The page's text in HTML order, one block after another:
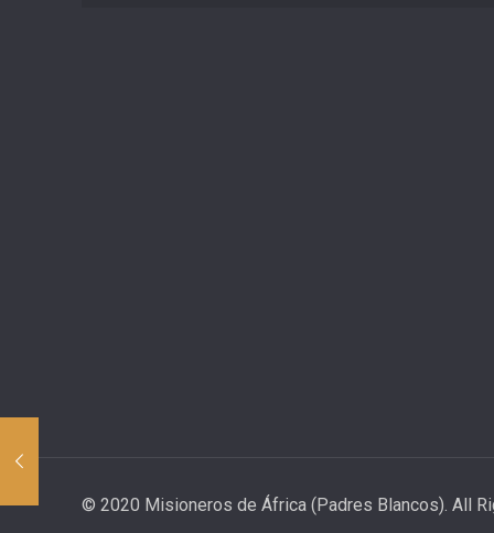
© 2020 Misioneros de África (Padres Blancos). All